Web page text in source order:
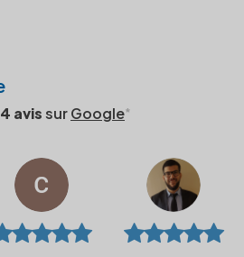
avissurGoogle